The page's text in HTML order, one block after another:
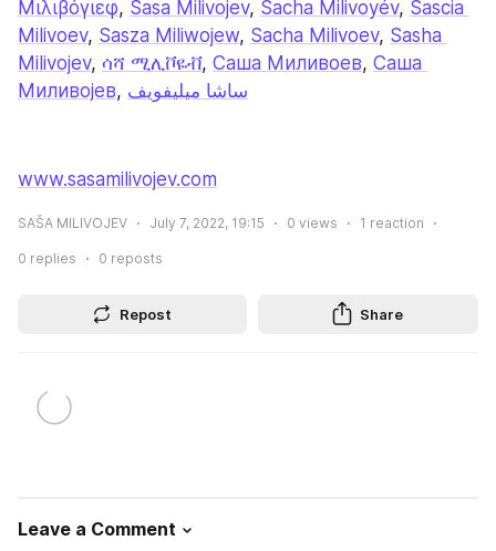
Μιλιβόγιεφ, Sasa Milivojev, Sacha Milivoyév, Sascia
Milivoev, Sasza Miliwojew, Sacha Milivoev, Sasha
Milivojev, ሳሻ ሚሊቮዬቭ, Саша Миливоев, Саша
Миливојев, ساشا ميليفويف
www.sasamilivojev.com
SAŠA MILIVOJEV July 7, 2022, 19:15 0 views 1 reaction
0 replies 0 reposts
Repost Share
Leave a Comment